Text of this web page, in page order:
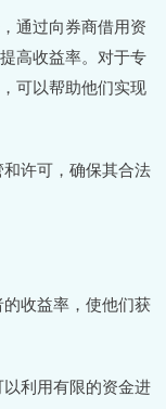
通过向券商借用资
高收益率。对于专
可以帮助他们实现
许可，确保其合法
收益率，使他们获
利用有限的资金进